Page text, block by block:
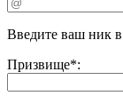
Введите ваш ник
Призвище*: